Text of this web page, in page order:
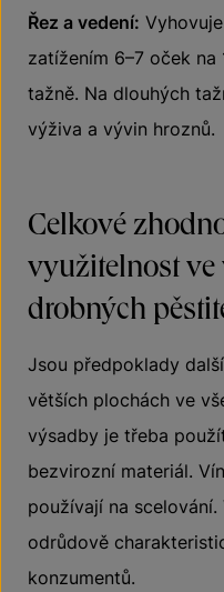
Řez a vedení:
zatížením 6–7 oček na
tažně. Na dlouhých
výživa a vývin hroznů.
Celkové
využitelnost ve
drobných
Jsou předpoklady
větších plochách ve
výsadby je třeba
bezvirozní materiál.
používají na
odrůdově
konzumentů.